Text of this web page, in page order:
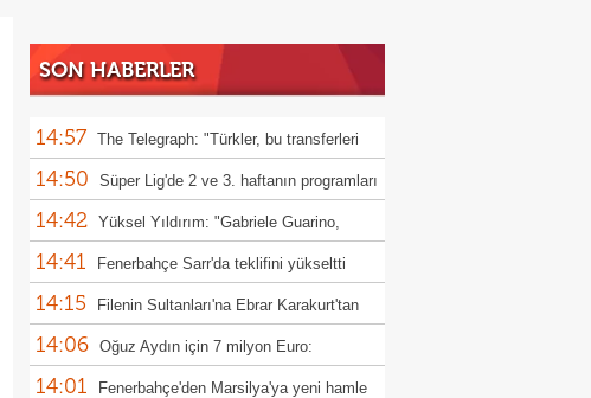
SON HABERLER
14:57 The Telegraph: "Türkler, bu transferleri
nasıl yapıyor?"
14:50 Süper Lig'de 2 ve 3. haftanın programları
açıklandı
14:42 Yüksel Yıldırım: "Gabriele Guarino,
Samsunspor'a hayırlı olsun"
14:41 Fenerbahçe Sarr'da teklifini yükseltti
14:15 Filenin Sultanları'na Ebrar Karakurt'tan
kötü haber
14:06 Oğuz Aydın için 7 milyon Euro:
Fenerbahçe reddetti
14:01 Fenerbahçe'den Marsilya'ya yeni hamle